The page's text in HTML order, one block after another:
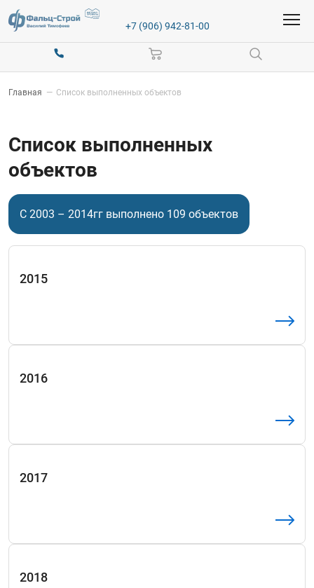
+7 (906) 942-81-00
Главная — Список выполненных объектов
Список выполненных
объектов
С 2003 – 2014гг выполнено 109 объектов
2015
2016
2017
2018